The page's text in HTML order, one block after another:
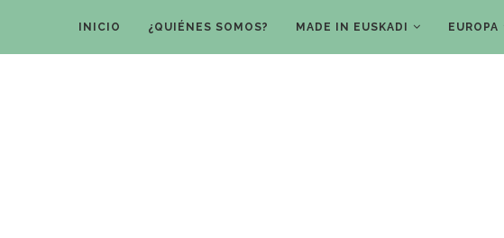
INICIO ¿QUIÉNES SOMOS? MADE IN EUSKADI EUROPA